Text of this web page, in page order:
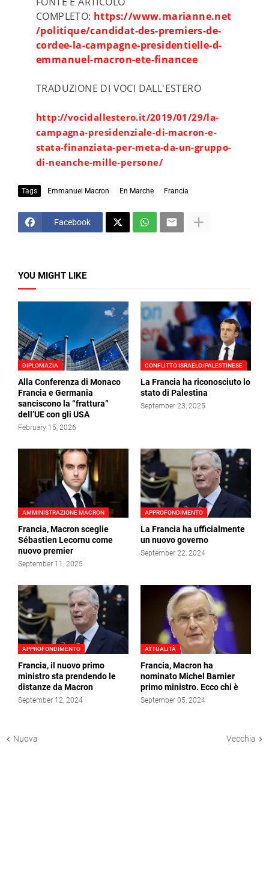
COMPLETO: https://www.marianne.net
/politique/candidat-des-premiers-de-
cordee-la-campagne-presidentielle-d-
emmanuel-macron-ete-financee
TRADUZIONE DI VOCI DALL'ESTERO
http://vocidallestero.it/2019/01/29/la-
campagna-presidenziale-di-macron-e-
stata-finanziata-per-meta-da-un-gruppo-
di-neanche-mille-persone/
Tags Emmanuel Macron En Marche Francia
Facebook
YOU MIGHT LIKE
DIPLOMAZIA
Alla Conferenza di Monaco
Francia e Germania
sanciscono la “frattura”
dell’UE con gli USA
February 15, 2026
CONFLITTO ISRAELO/PALESTINESE
La Francia ha riconosciuto lo
stato di Palestina
September 23, 2025
AMMINISTRAZIONE MACRON
Francia, Macron sceglie
Sébastien Lecornu come
nuovo premier
September 11, 2025
APPROFONDIMENTO
La Francia ha ufficialmente
un nuovo governo
September 22, 2024
APPROFONDIMENTO
Francia, il nuovo primo
ministro sta prendendo le
distanze da Macron
September 12, 2024
ATTUALITÀ
Francia, Macron ha
nominato Michel Barnier
primo ministro. Ecco chi è
September 05, 2024
Nuova Vecchia